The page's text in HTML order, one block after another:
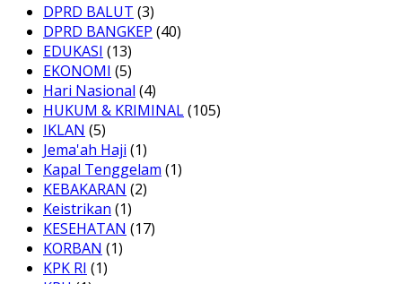
DPRD BALUT (3)
DPRD BANGKEP (40)
EDUKASI (13)
EKONOMI (5)
Hari Nasional (4)
HUKUM & KRIMINAL(105)
IKLAN (5)
Jema'ah Haji (1)
Kapal Tenggelam (1)
KEBAKARAN (2)
Keistrikan (1)
KESEHATAN (17)
KORBAN (1)
KPK RI (1)